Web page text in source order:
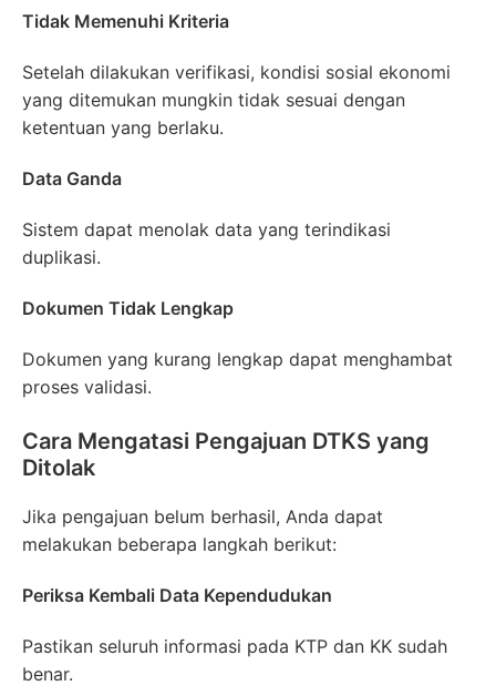
Tidak Memenuhi Kriteria
Setelah dilakukan verifikasi, kondisi sosial ekonomi
yang ditemukan mungkin tidak sesuai dengan
ketentuan yang berlaku.
Data Ganda
Sistem dapat menolak data yang terindikasi
duplikasi.
Dokumen Tidak Lengkap
Dokumen yang kurang lengkap dapat menghambat
proses validasi.
Cara Mengatasi Pengajuan DTKS yang
Ditolak
Jika pengajuan belum berhasil, Anda dapat
melakukan beberapa langkah berikut:
Periksa Kembali Data Kependudukan
Pastikan seluruh informasi pada KTP dan KK sudah
benar.